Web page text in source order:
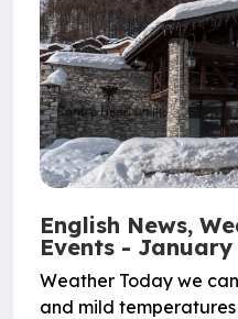
English News,
Events - January
Weather Today we
and mild